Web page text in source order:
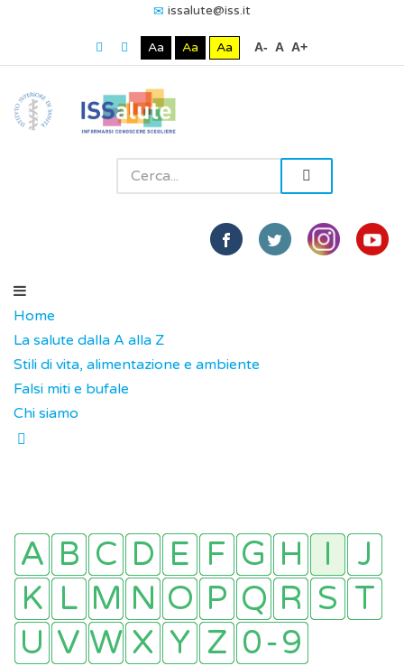
issalute@iss.it
Aa Aa Aa A- A A+
Home
La salute dalla A alla Z
Stili di vita, alimentazione e ambiente
Falsi miti e bufale
Chi siamo